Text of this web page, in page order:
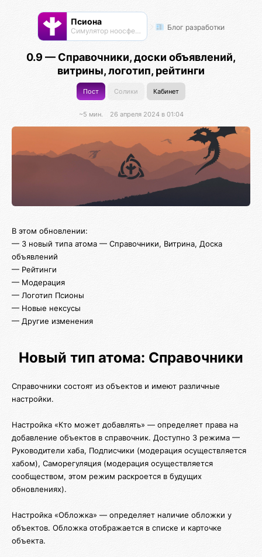
Псиона
Cимулятор ноосферы Блог разработки
0.9 — Справочники, доски объявлений,
витрины, логотип, рейтинги
Пост Солики Кабинет
~5 мин. 26 апреля 2024 в 01:04
В этом обновлении:
— 3 новый типа атома — Справочники, Витрина, Доска
объявлений
— Рейтинги
— Модерация
— Логотип Псионы
— Новые нексусы
— Другие изменения
Новый тип атома: Справочники
Справочники состоят из объектов и имеют различные
настройки.
Настройка «Кто может добавлять» — определяет права на
добавление объектов в справочник. Доступно 3 режима —
Руководители хаба, Подписчики (модерация осуществляется
хабом), Саморегуляция (модерация осуществляется
сообществом, этом режим раскроется в будущих
обновлениях).
Настройка «Обложка» — определяет наличие обложки у
объектов. Обложка отображается в списке и карточке
объекта.